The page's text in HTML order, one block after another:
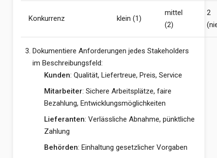
Konkurrenz klein (1)
mittel
(2)
2
Dokumentiere Anforderungen jedes Stakeholders
im Beschreibungsfeld:
Kunden: Qualität, Liefertreue, Preis, Service
Mitarbeiter: Sichere Arbeitsplätze, faire
Bezahlung, Entwicklungsmöglichkeiten
Lieferanten: Verlässliche Abnahme, pünktliche
Zahlung
Behörden: Einhaltung gesetzlicher Vorgaben